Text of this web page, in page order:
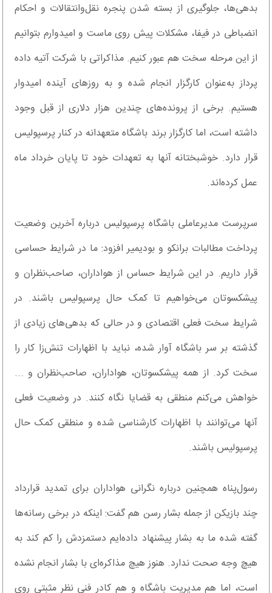
بدهی‌ها، جلوگیری از بسته شدن پنجره نقل‌وانتقالات و احکام
انضباطی در فیفا، مشکلات پیش روی ماست و امیدوارم بتوانیم
از این مرحله سخت هم عبور کنیم. مذاکراتی با شرکت آتیه داده
پرداز به‌عنوان کارگزار انجام شده و به روزهای آینده امیدوار
هستیم. برخی از پرونده‌های چندین هزار دلاری از قبل وجود
داشته است، اما کارگزار برند باشگاه متعهدانه در کنار پرسپولیس
قرار دارد. خوشبختانه آنها به تعهدات خود تا پایان خرداد ماه
عمل کرده‌اند.
سرپرست مدیرعاملی باشگاه پرسپولیس درباره آخرین وضعیت
پرداخت مطالبات برانکو و بودیمیر افزود: ما در شرایط حساسی
قرار داریم. در این شرایط حساس از هواداران، صاحب‌نظران و
پیشکسوتان می‌خواهیم تا کمک حال پرسپولیس باشند. در
شرایط سخت فعلی اقتصادی و در حالی که بدهی‌های زیادی از
گذشته بر سر باشگاه آوار شده، نباید با اظهارات تنش‌زا کار را
سخت کرد. از همه پیشکسوتان، هواداران، صاحب‌نظران و ...
خواهش می‌کنم منطقی به قضایا نگاه کنند. در وضعیت فعلی
آنها می‌توانند با اظهارات کارشناسی شده و منطقی کمک حال
پرسپولیس باشند.
رسول‌پناه همچنین درباره نگرانی هواداران برای تمدید قرارداد
چند بازیکن از جمله بشار رسن هم گفت: اینکه در برخی رسانه‌ها
گفته شده ما به بشار پیشنهاد داده‌ایم دستمزدش را کم کند به
هیچ وجه صحت ندارد. هنوز هیچ مذاکره‌ای با بشار انجام نشده
است، اما هم مدیریت باشگاه و هم کادر فنی نظر مثبتی روی